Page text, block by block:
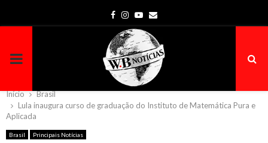
Facebook
Instagram
Youtube
Email
PRIMARY
MENU
Início
Brasil
Lula inaugura curso de graduação do Instituto de Matemática Pura e
Aplicada
Brasil Principais Notícias